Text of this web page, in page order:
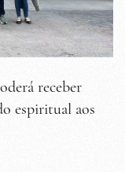
receber
espiritual aos